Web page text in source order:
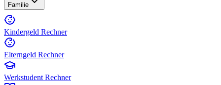
Familie
Kindergeld Rechner
Elterngeld Rechner
Werkstudent Rechner